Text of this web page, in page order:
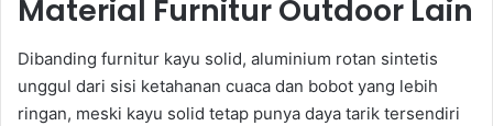
Material Furnitur Outdoor Lain
Dibanding furnitur kayu solid, aluminium rotan sintetis
unggul dari sisi ketahanan cuaca dan bobot yang lebih
ringan, meski kayu solid tetap punya daya tarik tersendiri